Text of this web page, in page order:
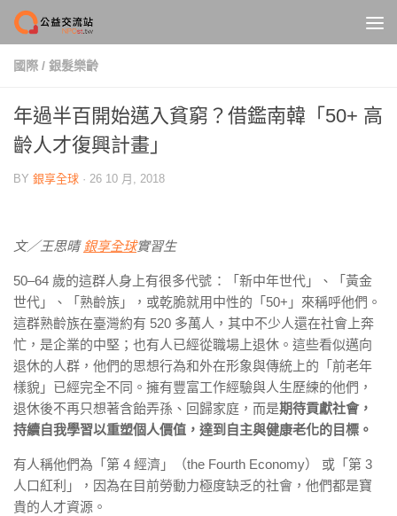
Skip to content
國際 / 銀髮樂齡
年過半百開始邁入貧窮？借鑑南韓「50+ 高
齡人才復興計畫」
BY 銀享全球 · 26 10 月, 2018
文／王思晴 銀享全球實習生
50–64 歲的這群人身上有很多代號 ：「新中年世代」、「黃金
世代」、「熟齡族」，或乾脆就用中性的「50+」來稱呼他們。
這群熟齡族在臺灣約有 520 多萬人，其中不少人還在社會上奔
忙，是企業的中堅；也有人已經從職場上退休。這些看似邁向
退休的人群，他們的思想行為和外在形象與傳統上的「前老年
樣貌」已經完全不同。擁有豐富工作經驗與人生歷練的他們，
退休後不再只想著含飴弄孫、回歸家庭，而是期待貢獻社會，
持續自我學習以重塑個人價值，達到自主與健康老化的目標。
有人稱他們為「第 4 經濟」（the Fourth Economy） 或「第 3
人口紅利」，因為在目前勞動力極度缺乏的社會，他們都是寶
貴的人才資源。